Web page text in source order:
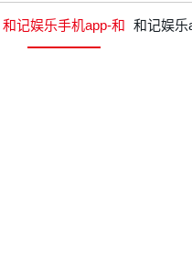
和记娱乐手机app-和 和记娱乐